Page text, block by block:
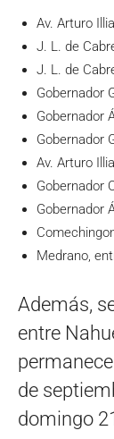
Av. Arturo
J. L. de
J. L. de
Gobernador
Gobernador
Gobernador
Av. Arturo
Gobernador
Gobernador
Medrano,
Además,
entre
de
domingo